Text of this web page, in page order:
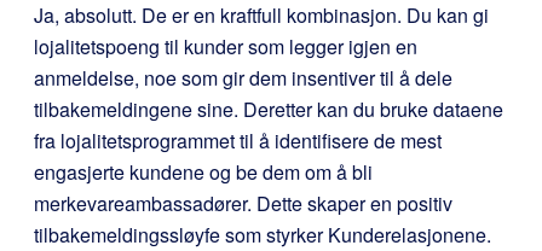
Ja, absolutt. De er en kraftfull kombinasjon. Du kan gi
lojalitetspoeng til kunder som legger igjen en
anmeldelse, noe som gir dem insentiver til å dele
tilbakemeldingene sine. Deretter kan du bruke dataene
fra lojalitetsprogrammet til å identifisere de mest
engasjerte kundene og be dem om å bli
merkevareambassadører. Dette skaper en positiv
tilbakemeldingssløyfe som styrker Kunderelasjonene.